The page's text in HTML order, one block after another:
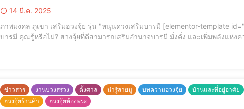
14 มี.ค. 2025
ภาพมงคล ภูเขา เสริมฮวงจุ้ย รุ่น "หนุนดวงเสริมบารมี [elementor-template id="12184"] ภาพมงคล ภูเขา เสริมฮวงจุ้ย รุ่น หนุนดวงเสริม
บารมี คุณรู้หรือไม่? ฮวงจุ้ยที่ดีสามารถเสริมอำนาจบารมี มั่งคั่ง และเพิ่มพลังแห่งความสำเร็จให้กับชีวิตและธุรกิจของคุณได้!และนี่คือ "ภาพ
ข่าวสาร งานบวงสรวง ตั้งศาล น่ารู้สายมู บทความฮวงจุ้ย บ้านและที่อยู่อาศัย
ฮวงจุ้ยร้านค้า
ฮวงจุ้ยห้องพระ